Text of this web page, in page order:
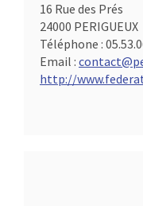
16 Rue des Prés
24000 PERIGUEUX
Téléphone :
Email :
http://